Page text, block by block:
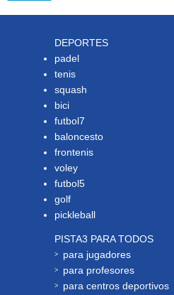
DEPORTES
padel
tenis
squash
bici
futbol7
baloncesto
frontenis
voley
futbol5
golf
pickleball
PISTA3 PARA TODOS
para jugadores
para profesores
para centros deportivos